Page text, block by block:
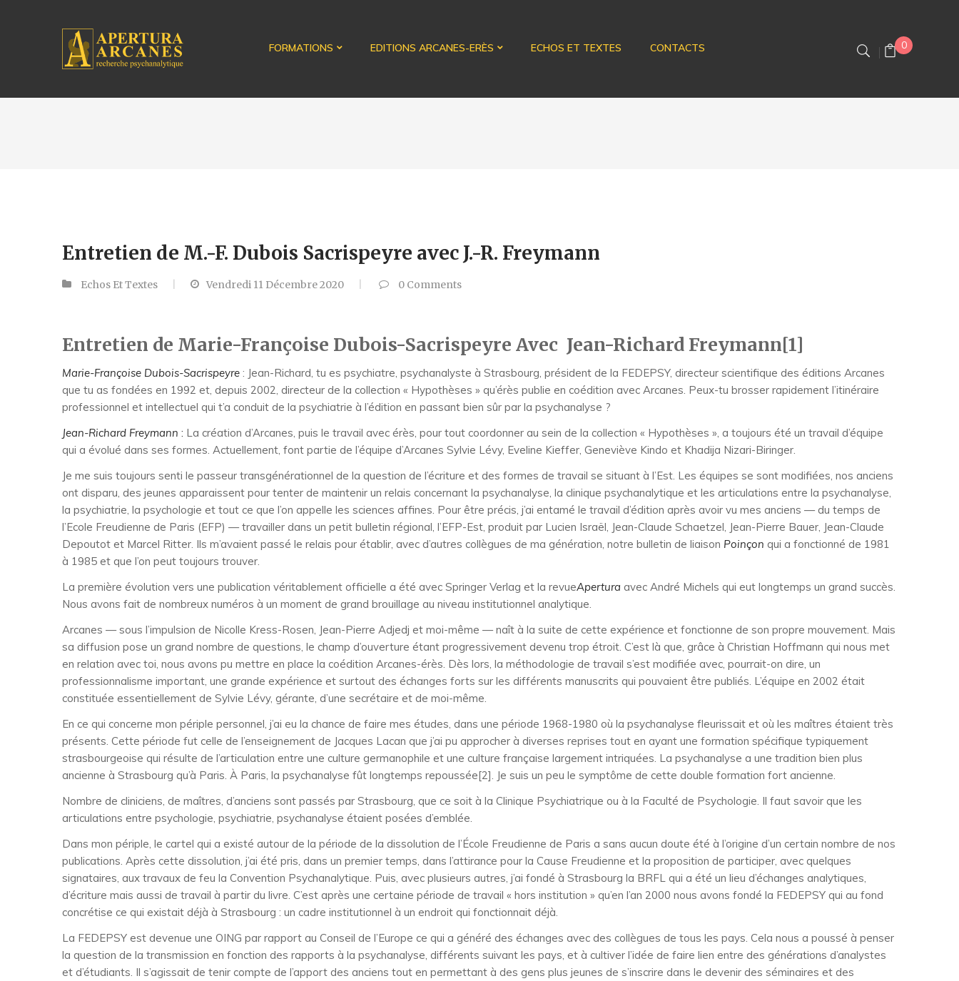
FORMATIONS EDITIONS ARCANES-ERÈS ECHOS ET TEXTES CONTACTS 0
Entretien de M.-F. Dubois Sacrispeyre avec J.-R. Freymann
Echos Et Textes Vendredi 11 Décembre 2020 0 Comments
Entretien de Marie-Françoise Dubois-Sacrispeyre Avec Jean-Richard Freymann[1]
Marie-Françoise Dubois-Sacrispeyre : Jean-Richard, tu es psychiatre, psychanalyste à Strasbourg, président de la FEDEPSY, directeur scientifique des éditions Arcanes
que tu as fondées en 1992 et, depuis 2002, directeur de la collection « Hypothèses » qu’érès publie en coédition avec Arcanes. Peux-tu brosser rapidement l’itinéraire
professionnel et intellectuel qui t’a conduit de la psychiatrie à l’édition en passant bien sûr par la psychanalyse ?
Jean-Richard Freymann : La création d’Arcanes, puis le travail avec érès, pour tout coordonner au sein de la collection « Hypothèses », a toujours été un travail d’équipe
qui a évolué dans ses formes. Actuellement, font partie de l’équipe d’Arcanes Sylvie Lévy, Eveline Kieffer, Geneviève Kindo et Khadija Nizari-Biringer.
Je me suis toujours senti le passeur transgénérationnel de la question de l’écriture et des formes de travail se situant à l’Est. Les équipes se sont modifiées, nos anciens
ont disparu, des jeunes apparaissent pour tenter de maintenir un relais concernant la psychanalyse, la clinique psychanalytique et les articulations entre la psychanalyse,
la psychiatrie, la psychologie et tout ce que l’on appelle les sciences affines. Pour être précis, j’ai entamé le travail d’édition après avoir vu mes anciens — du temps de
l’Ecole Freudienne de Paris (EFP) — travailler dans un petit bulletin régional, l’EFP-Est, produit par Lucien Israël, Jean-Claude Schaetzel, Jean-Pierre Bauer, Jean-Claude
Depoutot et Marcel Ritter. Ils m’avaient passé le relais pour établir, avec d’autres collègues de ma génération, notre bulletin de liaison Poinçon qui a fonctionné de 1981
à 1985 et que l’on peut toujours trouver.
La première évolution vers une publication véritablement officielle a été avec Springer Verlag et la revueApertura avec André Michels qui eut longtemps un grand succès.
Nous avons fait de nombreux numéros à un moment de grand brouillage au niveau institutionnel analytique.
Arcanes — sous l’impulsion de Nicolle Kress-Rosen, Jean-Pierre Adjedj et moi-même — naît à la suite de cette expérience et fonctionne de son propre mouvement. Mais
sa diffusion pose un grand nombre de questions, le champ d’ouverture étant progressivement devenu trop étroit. C’est là que, grâce à Christian Hoffmann qui nous met
en relation avec toi, nous avons pu mettre en place la coédition Arcanes-érès. Dès lors, la méthodologie de travail s’est modifiée avec, pourrait-on dire, un
professionnalisme important, une grande expérience et surtout des échanges forts sur les différents manuscrits qui pouvaient être publiés. L’équipe en 2002 était
constituée essentiellement de Sylvie Lévy, gérante, d’une secrétaire et de moi-même.
En ce qui concerne mon périple personnel, j’ai eu la chance de faire mes études, dans une période 1968-1980 où la psychanalyse fleurissait et où les maîtres étaient très
présents. Cette période fut celle de l’enseignement de Jacques Lacan que j’ai pu approcher à diverses reprises tout en ayant une formation spécifique typiquement
strasbourgeoise qui résulte de l’articulation entre une culture germanophile et une culture française largement intriquées. La psychanalyse a une tradition bien plus
ancienne à Strasbourg qu’à Paris. À Paris, la psychanalyse fût longtemps repoussée[2]. Je suis un peu le symptôme de cette double formation fort ancienne.
Nombre de cliniciens, de maîtres, d’anciens sont passés par Strasbourg, que ce soit à la Clinique Psychiatrique ou à la Faculté de Psychologie. Il faut savoir que les
articulations entre psychologie, psychiatrie, psychanalyse étaient posées d’emblée.
Dans mon périple, le cartel qui a existé autour de la période de la dissolution de l’École Freudienne de Paris a sans aucun doute été à l’origine d’un certain nombre de nos
publications. Après cette dissolution, j’ai été pris, dans un premier temps, dans l’attirance pour la Cause Freudienne et la proposition de participer, avec quelques
signataires, aux travaux de feu la Convention Psychanalytique. Puis, avec plusieurs autres, j’ai fondé à Strasbourg la BRFL qui a été un lieu d’échanges analytiques,
d’écriture mais aussi de travail à partir du livre. C’est après une certaine période de travail « hors institution » qu’en l’an 2000 nous avons fondé la FEDEPSY qui au fond
concrétise ce qui existait déjà à Strasbourg : un cadre institutionnel à un endroit qui fonctionnait déjà.
La FEDEPSY est devenue une OING par rapport au Conseil de l’Europe ce qui a généré des échanges avec des collègues de tous les pays. Cela nous a poussé à penser
la question de la transmission en fonction des rapports à la psychanalyse, différents suivant les pays, et à cultiver l’idée de faire lien entre des générations d’analystes
et d’étudiants. Il s’agissait de tenir compte de l’apport des anciens tout en permettant à des gens plus jeunes de s’inscrire dans le devenir des séminaires et des